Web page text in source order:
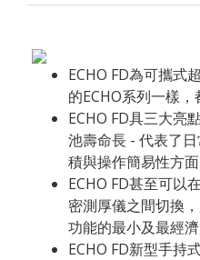
ECHO FD為可攜式
的ECHO系列一樣，
ECHO FD具三大亮
池壽命長 - 代表了
積與操作簡易性方面
ECHO FD甚至可以
密測厚儀之間切換
功能的最小及最經濟
ECHO FD新型手持